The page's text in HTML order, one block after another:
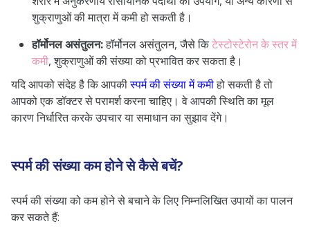
शुक्राणुओं की मात्रा में कमी हो सकती है।
हॉर्मोनल असंतुलन:हॉर्मोनल असंतुलन, जैसे किटेस्टोस्टेरोन के स्तर में
कमी, शुक्राणुओं की संख्या को प्रभावित कर सकता है।
यदि आपको संदेह है कि आपकीस्पर्म की संख्या में कमीहो सकती है तो
आपको एक डॉक्टर से परामर्श करना चाहिए। वे आपकी स्थिति का मूल
कारण निर्धारित करके उपचार या समाधान का सुझाव देंगे।
स्पर्म की संख्या कम होने से कैसे बचें?
स्पर्म की संख्या को कम होने से बचाने के लिए निम्नलिखित उपायों का पालन
कर सकते हैं: